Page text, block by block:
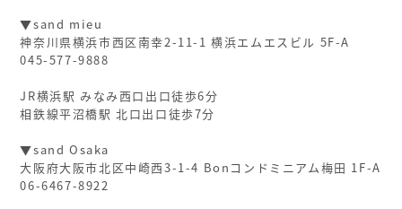
▼sand mieu
神奈川県横浜市西区南幸2-11-1 横浜エムエスビル 5F-A
045-577-9888
JR横浜駅 みなみ西口出口徒歩6分
相鉄線平沼橋駅 北口出口徒歩7分
▼sand Osaka
大阪府大阪市北区中崎西3-1-4 Bonコンドミニアム梅田 1F-A
06-6467-8922